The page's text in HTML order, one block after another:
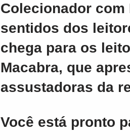
Colecionador
sentidos dos
chega para os
Macabra, que
assustadoras da
Você está pronto